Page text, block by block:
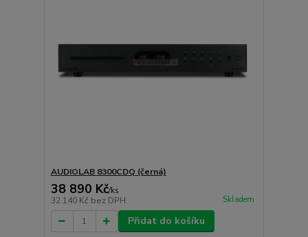
AUDIOLAB 8300CDQ (černá)
38 890 Kč/ks
32 140 Kč bez DPH Skladem
Přidat do košíku